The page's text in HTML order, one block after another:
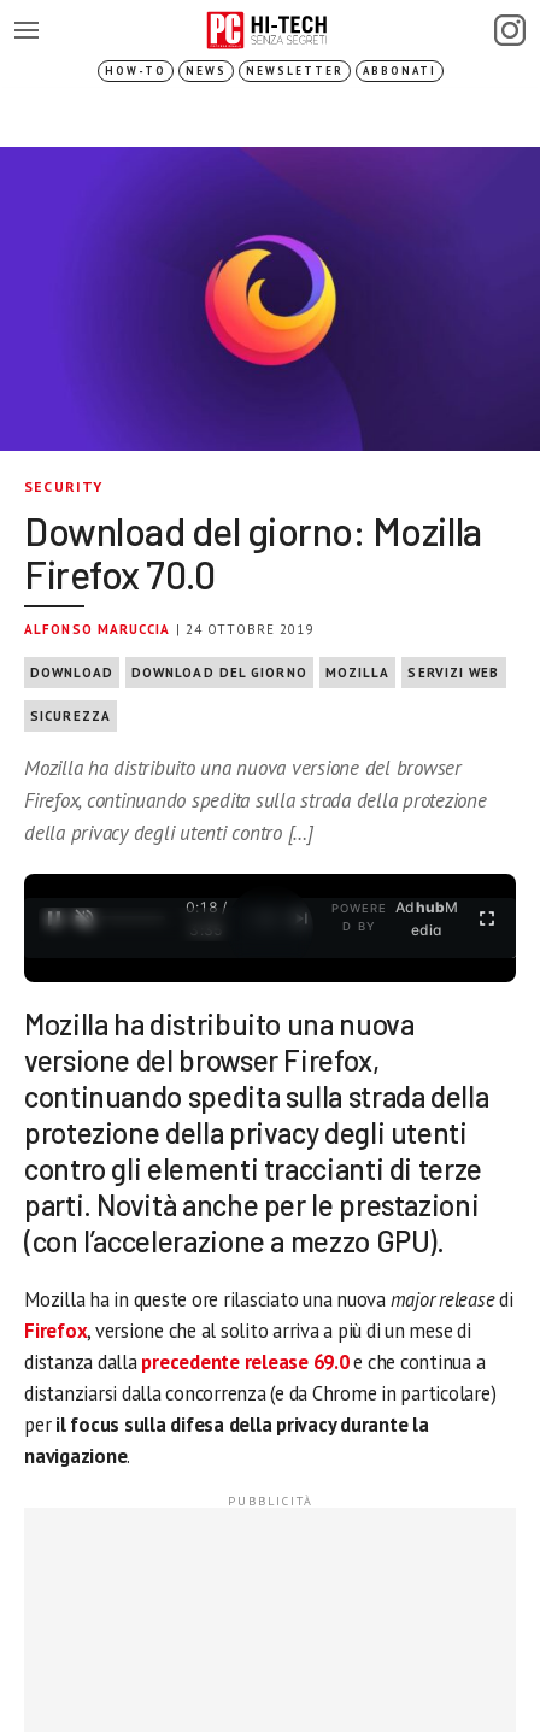
HOW-TO NEWS NEWSLETTER ABBONATI
SECURITY
Download del giorno: Mozilla
Firefox 70.0
ALFONSO MARUCCIA | 24 OTTOBRE 2019
DOWNLOAD DOWNLOAD DEL GIORNO MOZILLA SERVIZI WEB
SICUREZZA
Mozilla ha distribuito una nuova versione del browser
Firefox, continuando spedita sulla strada della protezione
della privacy degli utenti contro […]
0:18 /
3:35
POWERE
D BY
AdhubM
edia
Mozilla ha distribuito una nuova
versione del browser Firefox,
continuando spedita sulla strada della
protezione della privacy degli utenti
contro gli elementi traccianti di terze
parti. Novità anche per le prestazioni
(con l’accelerazione a mezzo GPU).
Mozilla ha in queste ore rilasciato una nuovamajor releasedi
Firefox, versione che al solito arriva a più di un mese di
distanza dallaprecedente release 69.0e che continua a
distanziarsi dalla concorrenza (e da Chrome in particolare)
peril focus sulla difesa della privacy durante la
navigazione.